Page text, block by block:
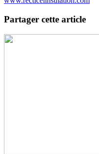
Partager cette article